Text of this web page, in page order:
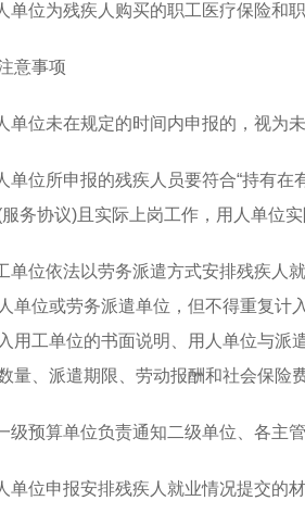
单位为残疾人购买的职工医疗保险和
意事项
单位未在规定的时间内申报的，视为
单位所申报的残疾人员要符合“持有
务协议)且实际上岗工作，用人单位
单位依法以劳务派遣方式安排残疾人
单位或劳务派遣单位，但不得重复计
用工单位的书面说明、用人单位与派
量、派遣期限、劳动报酬和社会保险
级预算单位负责通知二级单位、各主
单位申报安排残疾人就业情况提交的